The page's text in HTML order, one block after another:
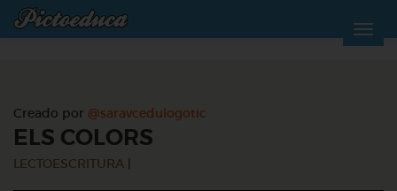
Creado por @saravcedulogotic
ELS COLORS
LECTOESCRITURA